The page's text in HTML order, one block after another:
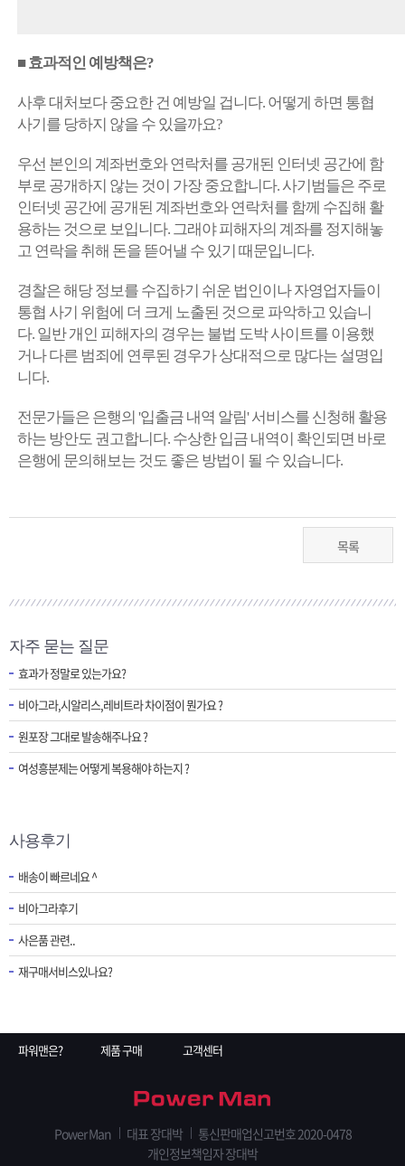
■ 효과적인 예방책은?
사후 대처보다 중요한 건 예방일 겁니다. 어떻게 하면 통협
사기를 당하지 않을 수 있을까요?
우선 본인의 계좌번호와 연락처를 공개된 인터넷 공간에 함
부로 공개하지 않는 것이 가장 중요합니다. 사기범들은 주로
인터넷 공간에 공개된 계좌번호와 연락처를 함께 수집해 활
용하는 것으로 보입니다. 그래야 피해자의 계좌를 정지해놓
고 연락을 취해 돈을 뜯어낼 수 있기 때문입니다.
경찰은 해당 정보를 수집하기 쉬운 법인이나 자영업자들이
통협 사기 위험에 더 크게 노출된 것으로 파악하고 있습니
다. 일반 개인 피해자의 경우는 불법 도박 사이트를 이용했
거나 다른 범죄에 연루된 경우가 상대적으로 많다는 설명입
니다.
전문가들은 은행의 '입출금 내역 알림' 서비스를 신청해 활용
하는 방안도 권고합니다. 수상한 입금 내역이 확인되면 바로
은행에 문의해보는 것도 좋은 방법이 될 수 있습니다.
목록
자주 묻는 질문
효과가 정말로 있는가요?
비아그라,시알리스,레비트라 차이점이 뭔가요 ?
원포장 그대로 발송해주나요 ?
여성흥분제는 어떻게 복용해야 하는지 ?
사용후기
배송이 빠르네요 ^
비아그라후기
사은품 관련..
재구매서비스있나요?
파워맨은? 제품 구매 고객센터
Power Man 대표 장대박
통신판매업신고번호 2020-0478
개인정보책임자 장대박